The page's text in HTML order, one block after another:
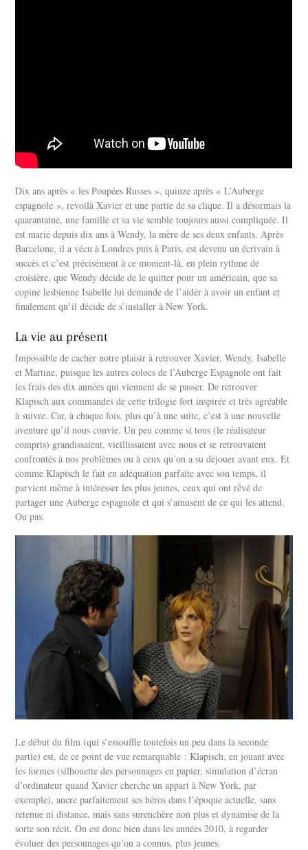
Dix ans après « les Poupées Russes », quinze après « L’Auberge
espagnole », revoilà Xavier et une partie de sa clique. Il a désormais la
quarantaine, une famille et sa vie semble toujours aussi compliquée. Il
est marié depuis dix ans à Wendy, la mère de ses deux enfants. Après
Barcelone, il a vécu à Londres puis à Paris, est devenu un écrivain à
succès et c’est précisément à ce moment-là, en plein rythme de
croisière, que Wendy décide de le quitter pour un américain, que sa
copine lesbienne Isabelle lui demande de l’aider à avoir un enfant et
finalement qu’il décide de s’installer à New York.
La vie au présent
Impossible de cacher notre plaisir à retrouver Xavier, Wendy, Isabelle
et Martine, puisque les autres colocs de l’Auberge Espagnole ont fait
les frais des dix années qui viennent de se passer. De retrouver
Klapisch aux commandes de cette trilogie fort inspirée et très agréable
à suivre. Car, à chaque fois, plus qu’à une suite, c’est à une nouvelle
aventure qu’il nous convie. Un peu comme si tous (le réalisateur
compris) grandissaient, vieillissaient avec nous et se retrouvaient
confrontés à nos problèmes ou à ceux qu’on a su déjouer avant eux. Et
comme Klapisch le fait en adéquation parfaite avec son temps, il
parvient même à intéresser les plus jeunes, ceux qui ont rêvé de
partager une Auberge espagnole et qui s’amusent de ce qui les attend.
Ou pas.
Le début du film (qui s’essouffle toutefois un peu dans la seconde
partie) est, de ce point de vue remarquable : Klapisch, en jouant avec
les formes (silhouette des personnages en papier, simulation d’écran
d’ordinateur quand Xavier cherche un appart à New York, par
exemple), ancre parfaitement ses héros dans l’époque actuelle, sans
retenue ni distance, mais sans surenchère non plus et dynamise de la
sorte son récit. On est donc bien dans les années 2010, à regarder
évoluer des personnages qu’on a connus, plus jeunes.